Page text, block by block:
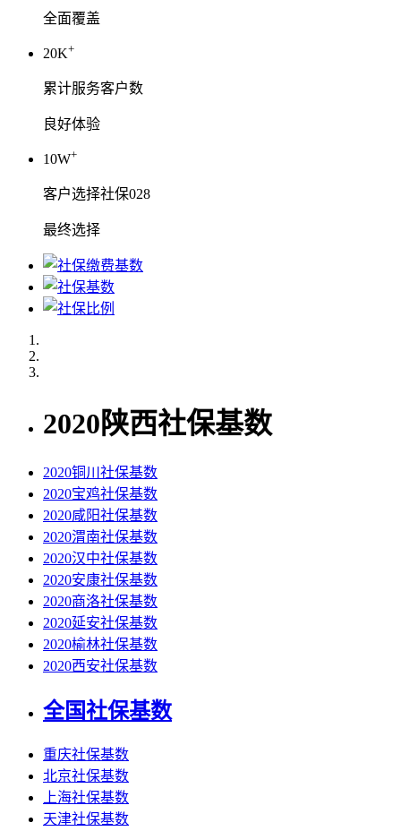
全面覆盖
20K+
累计服务客户数
良好体验
10W+
客户选择社保028
最终选择
2020陕西社保基数
2020铜川社保基数
2020宝鸡社保基数
2020咸阳社保基数
2020渭南社保基数
2020汉中社保基数
2020安康社保基数
2020商洛社保基数
2020延安社保基数
2020榆林社保基数
2020西安社保基数
全国社保基数
重庆社保基数
北京社保基数
上海社保基数
天津社保基数